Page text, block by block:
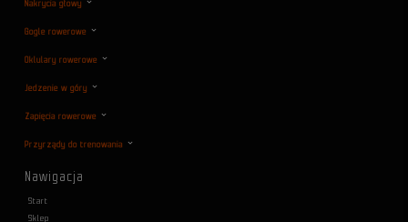
Nakrycia głowy
Gogle rowerowe
Oklulary rowerowe
Jedzenie w góry
Zapięcia rowerowe
Przyrządy do trenowania
Nawigacja
Start
Sklep